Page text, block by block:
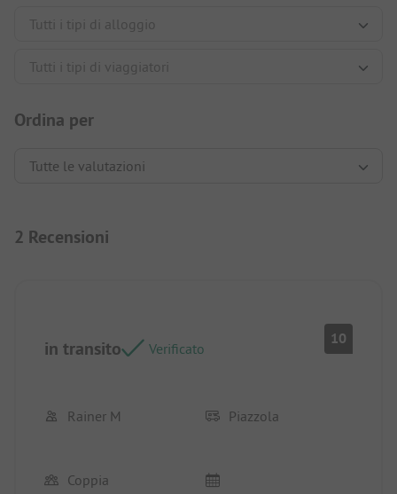
Ordina per
2 Recensioni
in transito Verificato
10
Rainer M Piazzola
Coppia